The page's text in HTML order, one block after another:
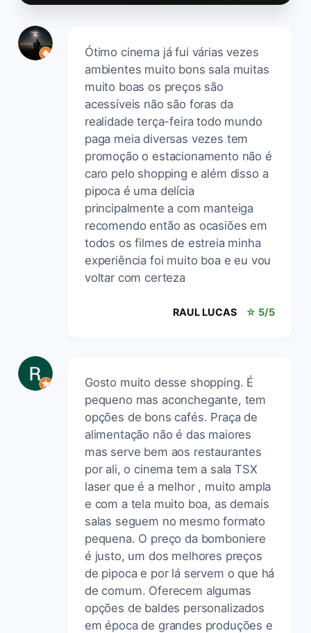
Ótimo cinema já fui várias vezes
ambientes muito bons sala muitas
muito boas os preços são
acessíveis não são foras da
realidade terça-feira todo mundo
paga meia diversas vezes tem
promoção o estacionamento não é
caro pelo shopping e além disso a
pipoca é uma delícia
principalmente a com manteiga
recomendo então as ocasiões em
todos os filmes de estreia minha
experiência foi muito boa e eu vou
voltar com certeza
RAUL LUCAS ☆ 5/5
Gosto muito desse shopping. É
pequeno mas aconchegante, tem
opções de bons cafés. Praça de
alimentação não é das maiores
mas serve bem aos restaurantes
por ali, o cinema tem a sala TSX
laser que é a melhor , muito ampla
e com a tela muito boa, as demais
salas seguem no mesmo formato
pequena. O preço da bomboniere
é justo, um dos melhores preços
de pipoca e por lá servem o que há
de comum. Oferecem algumas
opções de baldes personalizados
em época de grandes produções e